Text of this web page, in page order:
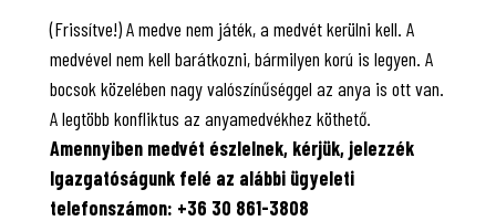
(Frissítve!) A medve nem játék, a medvét kerülni kell. A
medvével nem kell barátkozni, bármilyen korú is legyen. A
bocsok közelében nagy valószínűséggel az anya is ott van.
A legtöbb konfliktus az anyamedvékhez köthető.
Amennyiben medvét észlelnek, kérjük, jelezzék
Igazgatóságunk felé az alábbi ügyeleti
telefonszámon: +36 30 861-3808